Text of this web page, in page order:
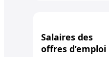
Salaires des
offres d’emploi